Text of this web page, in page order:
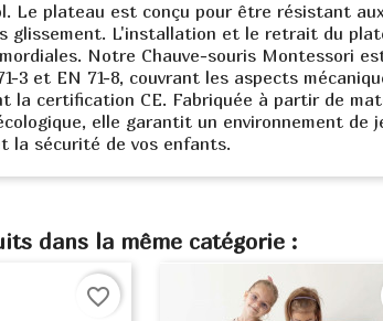
Le plateau est conçu pour être résistant
glissement. L'installation et le retrait du
Notre Chauve-souris Montessori
3 et EN 71-8, couvrant les aspects
la certification CE. Fabriquée à partir de
elle garantit un environnement
la sécurité de vos enfants.
dans la même catégorie :
favorite_border